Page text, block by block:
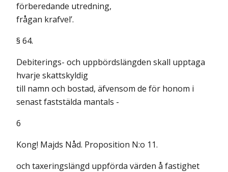
förberedande utredning,
frågan krafvel’.
§ 64.
Debiterings- och uppbördslängden skall upptaga
hvarje skattskyldig
till namn och bostad, äfvensom de för honom i
senast faststälda mantals -
6
Kong! Majds Nåd. Proposition N:o 11.
och taxeringslängd uppförda värden å fastighet